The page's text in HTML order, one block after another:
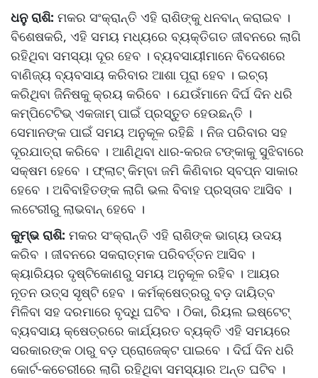
ଧନୁ ରାଶି: ମକର ସଂକ୍ରାନ୍ତି ଏହି ରାଶିଙ୍କୁ ଧନବାନ୍ କରାଇବ ।
ବିଶେଷକରି, ଏହି ସମୟ ମଧ୍ୟରେ ବ୍ୟକ୍ତିଗତ ଜୀବନରେ ଲାଗି
ରହିଥିବା ସମସ୍ୟା ଦୂର ହେବ । ବ୍ୟବସାୟୀମାନେ ବିଦେଶରେ
ବାଣିଜ୍ୟ ବ୍ୟବସାୟ କରିବାର ଆଶା ପୂରା ହେବ । ଇଚ୍ଚା
କରିଥିବା ଜିନିଷକୁ କ୍ରୟ କରିବେ । ଯେଉଁମାନେ ଦିର୍ଘ ଦିନ ଧରି
କମ୍ପିଟେଟିଭ୍ ଏକଜାମ୍ ପାଇଁ ପ୍ରସ୍ତୁତ ହେଉଛନ୍ତି ।
ସେମାନଙ୍କ ପାଇଁ ସମୟ ଅନୁକୂଳ ରହିଛି । ନିଜ ପରିବାର ସହ
ଦୂରଯାତ୍ରା କରିବେ । ଆଣିଥିବା ଧାର-କରଜ ଟଙ୍କାକୁ ସୁଝିବାରେ
ସକ୍ଷମ ହେବେ । ଫ୍ଲାଟ୍ କିମ୍ବା ଜମି କିଣିବାର ସ୍ବପ୍ନ ସାକାର
ହେବେ । ଅବିବାହିତଙ୍କ ଲାଗି ଭଲ ବିବାହ ପ୍ରସ୍ତାବ ଆସିବ ।
ଲଟେରୀରୁ ଲାଭବାନ୍ ହେବେ ।
କୁମ୍ଭ ରାଶି: ମକର ସଂକ୍ରାନ୍ତି ଏହି ରାଶିଙ୍କ ଭାଗ୍ୟ ଉଦୟ
କରିବ । ଜୀବନରେ ସକରାତ୍ମକ ପରିବର୍ତ୍ତନ ଆସିବ ।
କ୍ୟାରିୟର ଦୃଷ୍ଟିକୋଣରୁ ସମୟ ଅନୁକୂଳ ରହିବ । ଆୟର
ନୂତନ ଉତ୍ସ ସୃଷ୍ଟି ହେବ । କର୍ମକ୍ଷେତ୍ରରୁ ବଡ଼ ଦାୟିତ୍ବ
ମିଳିବା ସହ ଦରମାରେ ବୃଦ୍ଧି ଘଟିବ । ଠିକା, ରିୟଲ ଇଷ୍ଟେଟ୍
ବ୍ୟବସାୟ କ୍ଷେତ୍ରରେ କାର୍ଯ୍ୟରତ ବ୍ୟକ୍ତି ଏହି ସମୟରେ
ସରକାରଙ୍କ ଠାରୁ ବଡ଼ ପ୍ରୋଜେକ୍ଟ ପାଇବେ । ଦିର୍ଘ ଦିନ ଧରି
କୋର୍ଟ-କଚେରୀରେ ଲାଗି ରହିଥିବା ସମସ୍ୟାର ଅନ୍ତ ଘଟିବ ।